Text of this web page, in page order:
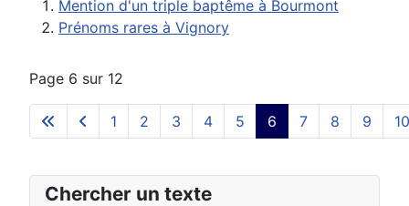
Chercher un texte
Mention d'un triple baptême à Bourmont
Prénoms rares à Vignory
Page 6 sur 12
1 2 3 4 5 6 7 8 9 10